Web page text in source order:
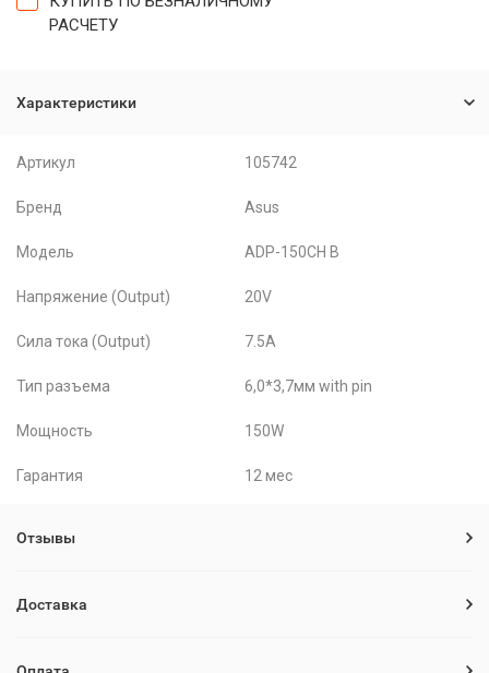
РАСЧЕТУ
Характеристики
Артикул 105742
Бренд Asus
Модель ADP-150CH B
Напряжение (Output) 20V
Сила тока (Output) 7.5A
Тип разъема 6,0*3,7мм with pin
Мощность 150W
Гарантия 12 мес
Отзывы
Доставка